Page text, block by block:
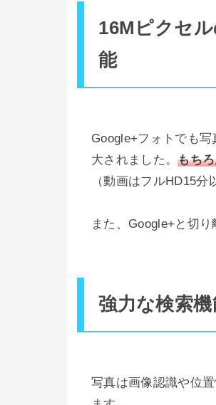
16Mピクセ
能
Google+フォトでも
大されました。もち
（動画はフルHD15
また、Google+と切
強力な検索機
写真は画像認識や位